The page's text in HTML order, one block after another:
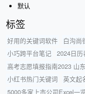
默认
标签
好用的关键词软件 白沟尚
小巧跨平台笔记
2024日历
高考志愿填报指南2023 山
小红书热门关键词
英文起
5000多家上市公司Excel一